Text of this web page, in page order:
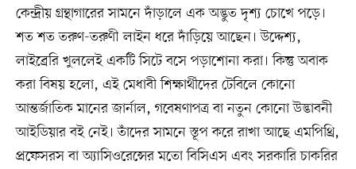
কেন্দ্রীয় গ্রন্থাগারের সামনে দাঁড়ালে এক অদ্ভুত দৃশ্য চোখে পড়ে।
শত শত তরুণ-তরুণী লাইন ধরে দাঁড়িয়ে আছেন। উদ্দেশ্য,
লাইব্রেরি খুললেই একটি সিটে বসে পড়াশোনা করা। কিন্তু অবাক
করা বিষয় হলো, এই মেধাবী শিক্ষার্থীদের টেবিলে কোনো
আন্তর্জাতিক মানের জার্নাল, গবেষণাপত্র বা নতুন কোনো উদ্ভাবনী
আইডিয়ার বই নেই। তাঁদের সামনে স্তূপ করে রাখা আছে এমপিথ্রি,
প্রফেসরস বা অ্যাসিওরেন্সের মতো বিসিএস এবং সরকারি চাকরির